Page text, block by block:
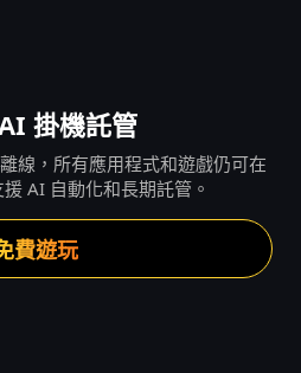
掛機託管
線，所有應用程式和遊戲仍可在
AI 自動化和長期託管。
費遊玩